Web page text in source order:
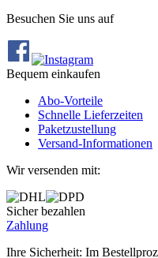
Besuchen Sie uns auf
Bequem einkaufen
Abo‐Vorteile
Schnelle Lieferzeiten
Paketzustellung
Versand‐Informationen
Wir versenden mit:
Sicher bezahlen
Zahlung
Ihre Sicherheit: Im